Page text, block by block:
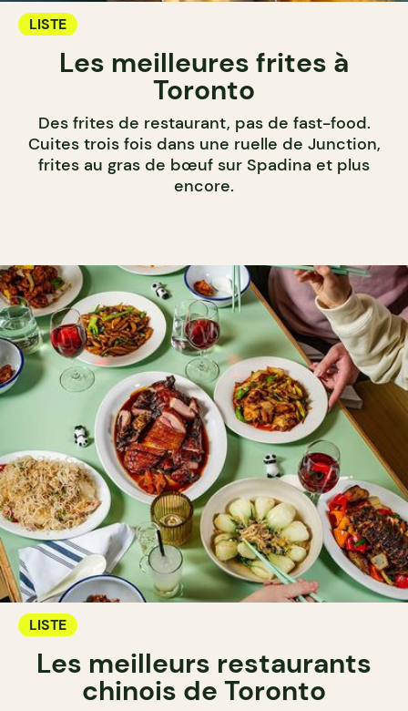
LISTE
Les meilleures frites à
Toronto
Des frites de restaurant, pas de fast-food.
Cuites trois fois dans une ruelle de Junction,
frites au gras de bœuf sur Spadina et plus
encore.
LISTE
Les meilleurs restaurants
chinois de Toronto